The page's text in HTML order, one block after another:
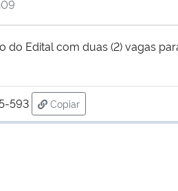
Edital com duas (2) vagas
593
Copiar
para área de transferência